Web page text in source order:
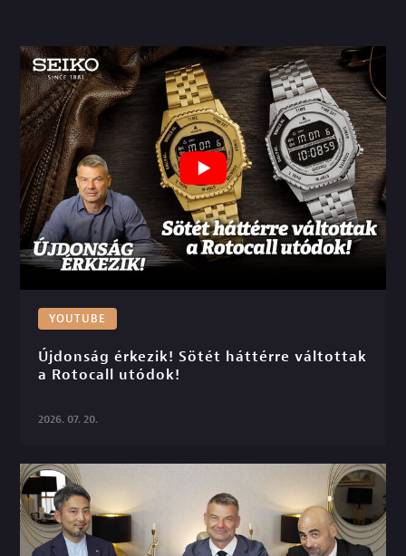
YOUTUBE
Újdonság érkezik! Sötét háttérre váltottak
a Rotocall utódok!
2026. 07. 20.